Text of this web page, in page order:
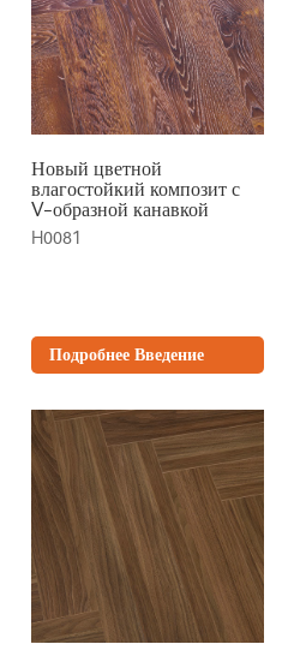
Новый цветной
влагостойкий композит с
V-образной канавкой
H0081
Подробнее Введение